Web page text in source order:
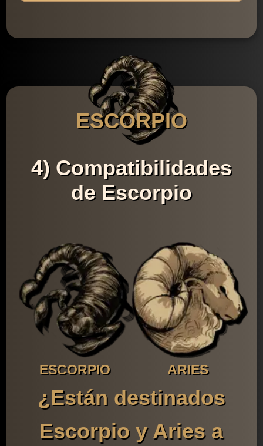
ESCORPIO
4) Compatibilidades
de Escorpio
ESCORPIO ARIES
¿Están destinados
Escorpio y Aries a